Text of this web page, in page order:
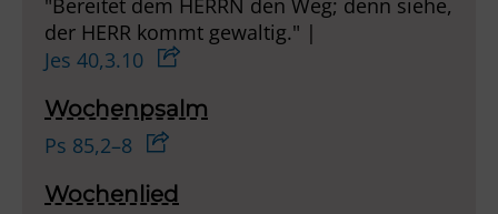
"Bereitet dem HERRN den Weg; denn siehe,
der HERR kommt gewaltig." |
Jes 40,3.10
Wochenpsalm
Ps 85,2–8
Wochenlied